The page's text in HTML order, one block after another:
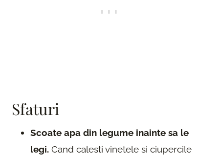
Sfaturi
Scoate apa din legume inainte sa le
legi. Cand calesti vinetele si ciupercile